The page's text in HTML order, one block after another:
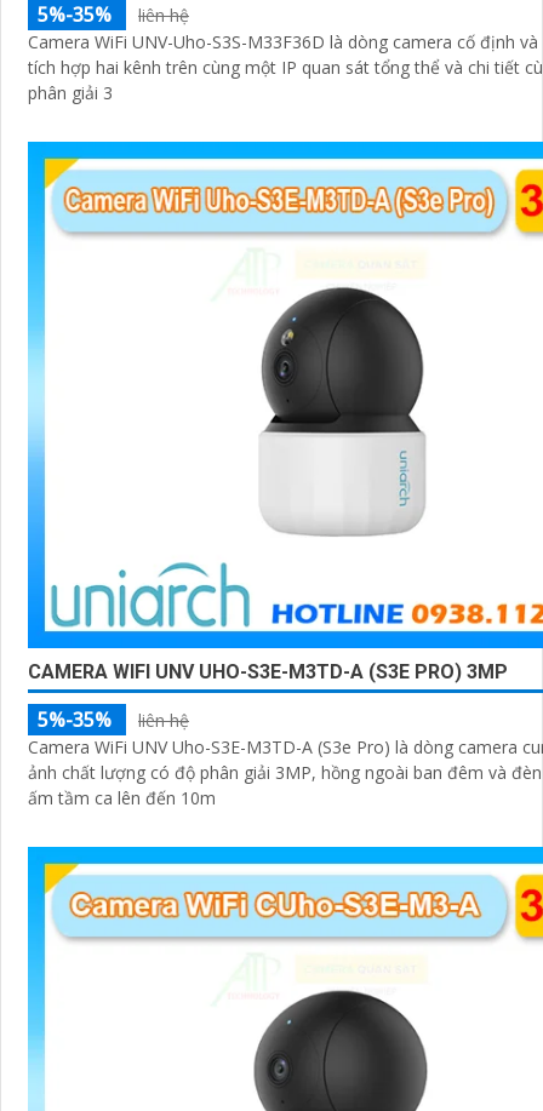
5%-35%
liên hệ
Camera WiFi UNV-Uho-S3S-M33F36D là dòng camera cố định
tích hợp hai kênh trên cùng một IP quan sát tổng thể và chi tiết
phân giải 3
CAMERA WIFI UNV UHO-S3E-M3TD-A (S3E PRO) 3MP
5%-35%
liên hệ
Camera WiFi UNV Uho-S3E-M3TD-A (S3e Pro) là dòng camera
ảnh chất lượng có độ phân giải 3MP, hồng ngoài ban đêm và
ấm tầm ca lên đến 10m